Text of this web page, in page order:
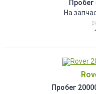
На
Пробег